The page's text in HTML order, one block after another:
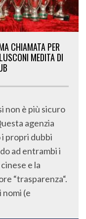
CHIAMATA PER
MEDITA DI
non è più sicuro
agenzia
propri dubbi
ad entrambi i
e la
“trasparenza“.
(e